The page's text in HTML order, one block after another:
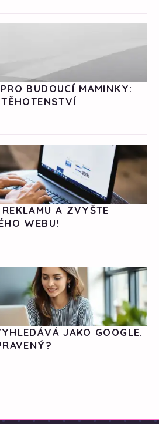
BUDOUCÍ MAMINKY:
A ZVYŠTE
WEBU!
JAKO GOOGLE.